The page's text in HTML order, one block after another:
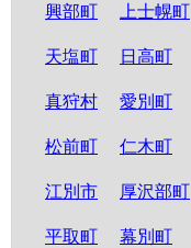
興部町 上士幌町
天塩町 日高町
真狩村 愛別町
松前町 仁木町
江別市 厚沢部町
平取町 幕別町